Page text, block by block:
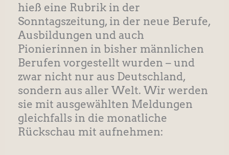
hieß eine Rubrik in der
Sonntagszeitung, in der neue Berufe,
Ausbildungen und auch
Pionierinnen in bisher männlichen
Berufen vorgestellt wurden – und
zwar nicht nur aus Deutschland,
sondern aus aller Welt. Wir werden
sie mit ausgewählten Meldungen
gleichfalls in die monatliche
Rückschau mit aufnehmen: